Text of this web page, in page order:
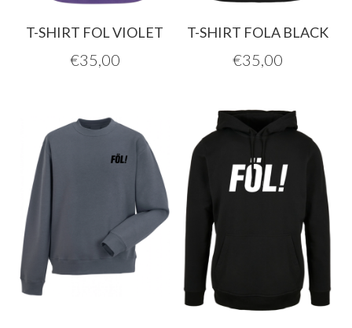
T-SHIRT FOL VIOLET
€35,00
T-SHIRT FOLA BLACK
€35,00